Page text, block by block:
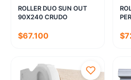
ROLLER DUO SUN OUT
90X240 CRUDO
$67.100